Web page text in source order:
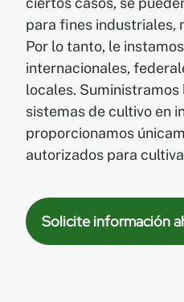
para fines industriales,
Por lo tanto, le
internacionales,
locales.
sistemas de cultivo en
proporcionamos
autorizados para
Solicite información